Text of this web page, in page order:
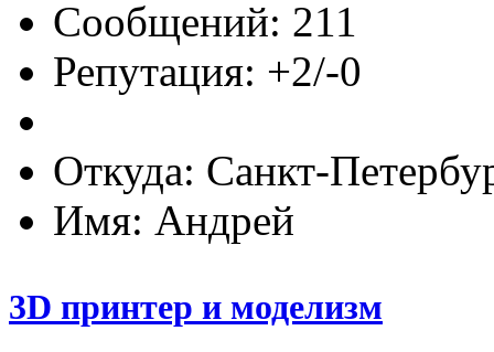
Сообщений: 211
Репутация: +2/-0
Откуда: Санкт-
Имя: Андрей
3D принтер и моделизм